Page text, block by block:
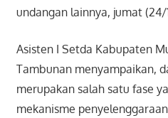
undangan lainnya, jumat (24/
Asisten I Setda Kabupaten
Tambunan menyampaikan,
merupakan salah satu fase
mekanisme